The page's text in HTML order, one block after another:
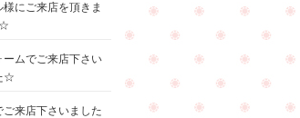
にご来店を頂きま
ムでご来店下さい
☆
ご来店下さいました